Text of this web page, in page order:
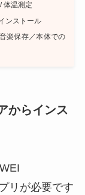
体温測定
ンストール
楽保存／本体での
からインス
リが必要です